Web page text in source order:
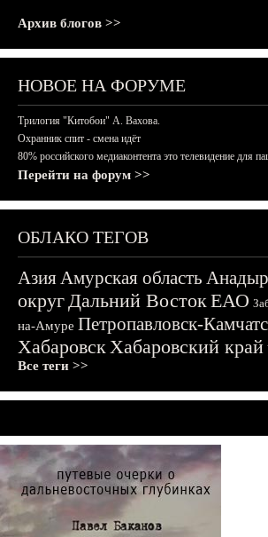
Архив блогов >>
НОВОЕ НА ФОРУМЕ
Трилогия "Китобои" А. Вахова.
Охранник спит - смена идёт
80% российского медиаконтента это телевидение для
Перейти на форум >>
ОБЛАКО ТЕГОВ
АзияАмурская область
округДальний ВостокЕАО
на-Амуре Петропавловск-
ХабаровскХабаровский край
Все теги >>